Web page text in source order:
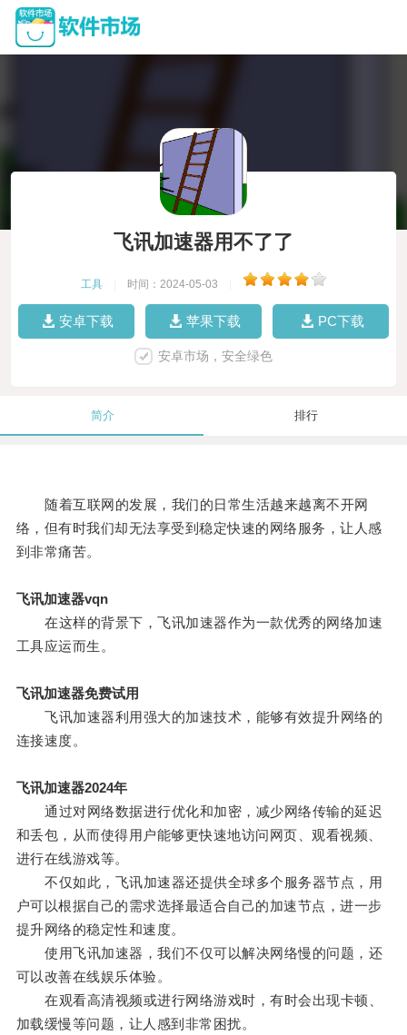
飞讯加速器用不了了
工具 时间：2024-05-03
安卓下载 苹果下载 PC下载
安卓市场，安全绿色
简介 排行
随着互联网的发展，我们的日常生活越来越离不开网
络，但有时我们却无法享受到稳定快速的网络服务，让人感
到非常痛苦。
飞讯加速器vqn
在这样的背景下，飞讯加速器作为一款优秀的网络加速
工具应运而生。
飞讯加速器免费试用
飞讯加速器利用强大的加速技术，能够有效提升网络的
连接速度。
飞讯加速器2024年
通过对网络数据进行优化和加密，减少网络传输的延迟
和丢包，从而使得用户能够更快速地访问网页、观看视频、
进行在线游戏等。
不仅如此，飞讯加速器还提供全球多个服务器节点，用
户可以根据自己的需求选择最适合自己的加速节点，进一步
提升网络的稳定性和速度。
使用飞讯加速器，我们不仅可以解决网络慢的问题，还
可以改善在线娱乐体验。
在观看高清视频或进行网络游戏时，有时会出现卡顿、
加载缓慢等问题，让人感到非常困扰。